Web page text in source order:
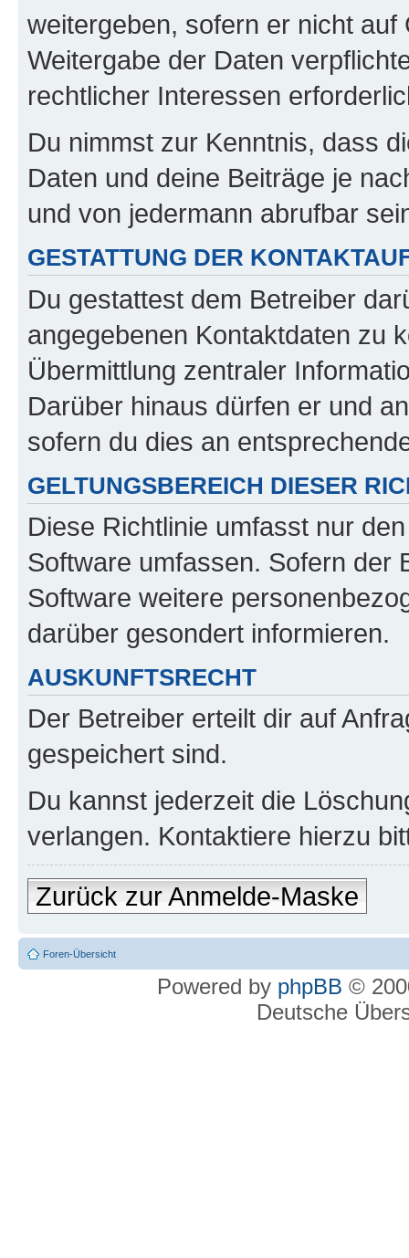
weitergeben, sofern er nicht
Weitergabe der Daten
rechtlicher Interessen
Du nimmst zur Kenntnis, dass
Daten und deine Beiträge je
und von jedermann abrufbar
GESTATTUNG DER
Du gestattest dem Betreiber
angegebenen Kontaktdaten zu
Übermittlung zentraler
Darüber hinaus dürfen er und
sofern du dies an
GELTUNGSBEREICH DIESER
Diese Richtlinie umfasst nur
Software umfassen. Sofern der
Software weitere
darüber gesondert informieren.
AUSKUNFTSRECHT
Der Betreiber erteilt dir auf
gespeichert sind.
Du kannst jederzeit die
verlangen. Kontaktiere hierzu
Zurück zur Anmelde-Maske
Foren-Übersicht
Powered by phpBB ©
Deutsche